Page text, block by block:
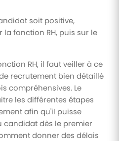
soit positive,
fonction RH, puis sur le
RH, il faut veiller à ce
recrutement bien détaillé
compréhensives. Le
les différentes étapes
afin qu'il puisse
candidat dès le premier
donner des délais